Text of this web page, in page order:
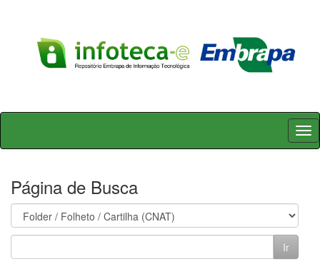
Skip
Página de Busca